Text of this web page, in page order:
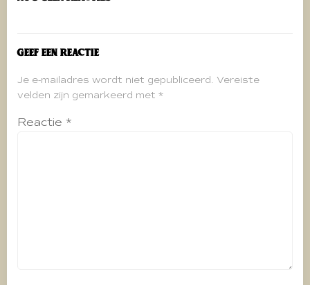
Geef een reactie
Je e-mailadres wordt niet gepubliceerd. Vereiste
velden zijn gemarkeerd met *
Reactie *